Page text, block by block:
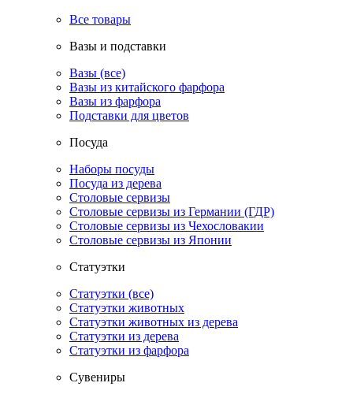
Все товары
Вазы и подставки
Вазы (все)
Вазы из китайского фарфора
Вазы из фарфора
Подставки для цветов
Посуда
Наборы посуды
Посуда из дерева
Столовые сервизы
Столовые сервизы из Германии (ГДР)
Столовые сервизы из Чехословакии
Столовые сервизы из Японии
Статуэтки
Статуэтки (все)
Статуэтки животных
Статуэтки животных из дерева
Статуэтки из дерева
Статуэтки из фарфора
Сувениры